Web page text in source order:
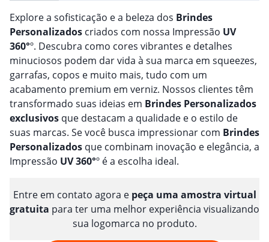
Explore a sofisticação e a beleza dos Brindes
Personalizados criados com nossa Impressão UV
360°º. Descubra como cores vibrantes e detalhes
minuciosos podem dar vida à sua marca em squeezes,
garrafas, copos e muito mais, tudo com um
acabamento premium em verniz. Nossos clientes têm
transformado suas ideias em Brindes Personalizados
exclusivos que destacam a qualidade e o estilo de
suas marcas. Se você busca impressionar com Brindes
Personalizados que combinam inovação e elegância, a
Impressão UV 360°º é a escolha ideal.
Entre em contato agora e peça uma amostra virtual
gratuita para ter uma melhor experiência visualizando
sua logomarca no produto.